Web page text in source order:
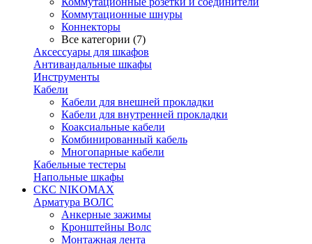
Коммутационные шнуры
Коннекторы
Все категории (7)
Аксессуары для шкафов
Антивандальные шкафы
Инструменты
Кабели
Кабели для внешней прокладки
Кабели для внутренней прокладки
Коаксиальные кабели
Комбинированный кабель
Многопарные кабели
Кабельные тестеры
Напольные шкафы
СКС NIKOMAX
Арматура ВОЛС
Анкерные зажимы
Кронштейны Волс
Монтажная лента